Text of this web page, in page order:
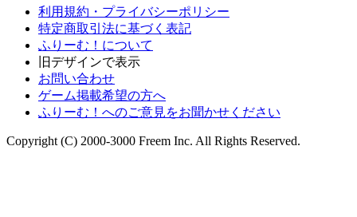
利用規約・プライバシーポリシー
特定商取引法に基づく表記
ふりーむ！について
旧デザインで表示
お問い合わせ
ゲーム掲載希望の方へ
ふりーむ！へのご意見をお聞かせください
Copyright (C) 2000-3000 Freem Inc. All Rights Reserved.